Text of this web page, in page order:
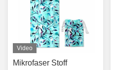
Video
Mikrofaser Stoff